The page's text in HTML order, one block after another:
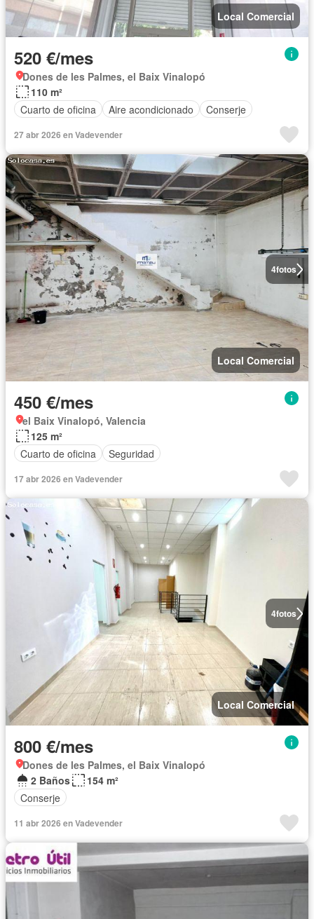
Local Comercial
520 €/mes
Dones de les Palmes, el Baix Vinalopó
110 m²
Cuarto de oficina
Aire acondicionado Conserje
27 abr 2026 en Vadevender
4fotos
Local Comercial
450 €/mes
el Baix Vinalopó, Valencia
125 m²
Cuarto de oficina
Seguridad
17 abr 2026 en Vadevender
4fotos
Local Comercial
800 €/mes
Dones de les Palmes, el Baix Vinalopó
2 Baños
154 m²
Conserje
11 abr 2026 en Vadevender